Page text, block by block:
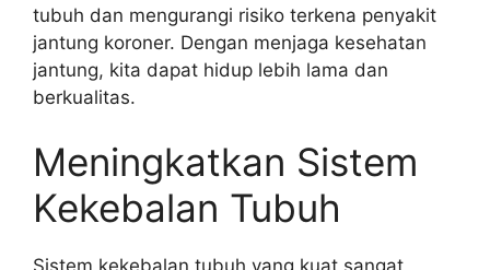
tubuh dan mengurangi risiko terkena penyakit
jantung koroner. Dengan menjaga kesehatan
jantung, kita dapat hidup lebih lama dan
berkualitas.
Meningkatkan Sistem
Kekebalan Tubuh
Sistem kekebalan tubuh yang kuat sangat